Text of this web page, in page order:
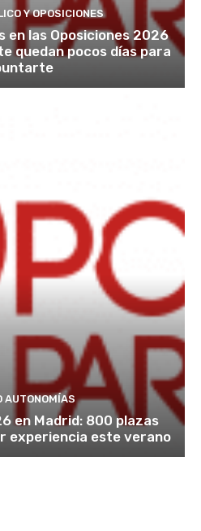
Y OPOSICIONES
en las Oposiciones 2026
quedan pocos días para
AUTONOMÍAS
en Madrid: 800 plazas
experiencia este verano